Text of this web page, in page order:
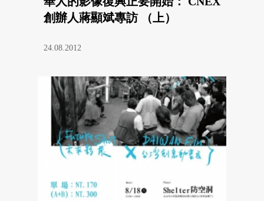
創辦人蔣顯斌專訪 （上）
24.08.2012